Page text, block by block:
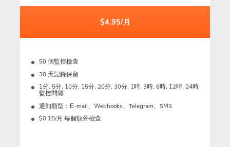
$4.95/月
50 個監控檢查
30 天記錄保留
1分, 5分, 10分, 15分, 20分, 30分, 1時, 3時, 6時, 12時, 24時
監控間隔
通知類型：Е-mail、Webhooks、Telegram、SMS
$0.10/月 每個額外檢查